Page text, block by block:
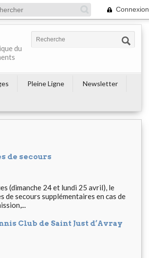
Connexion
du
Pleine Ligne
Newsletter
de secours
(dimanche 24 et lundi 25 avril), le
de secours supplémentaires en cas de
Club de Saint Just d’Avray